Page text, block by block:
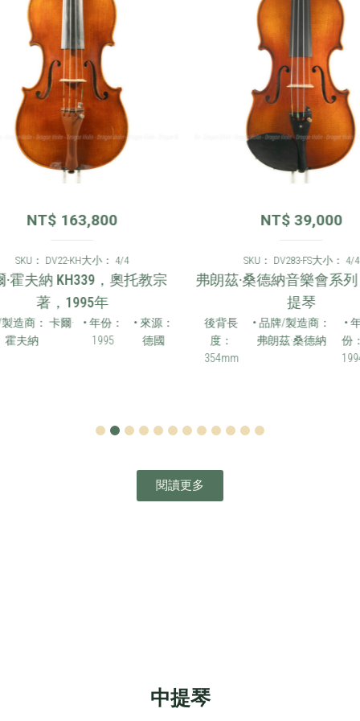
NT$163,800
SKU： DV22-KH大小： 4/4
霍夫納 KH339，奧托教宗
著，1995年
造商： 卡爾·
夫納
• 年份：
1995
• 來源：
德國
NT$39,000
SKU： DV283-FS大小： 4/4
弗朗茲·桑德納音樂會系列
提琴
後背長
度：
354mm
• 品牌/製造商：
弗朗茲·桑德納
• 年
份：
1994
4 5 6 7 8 9 101112
閱讀更多
中提琴